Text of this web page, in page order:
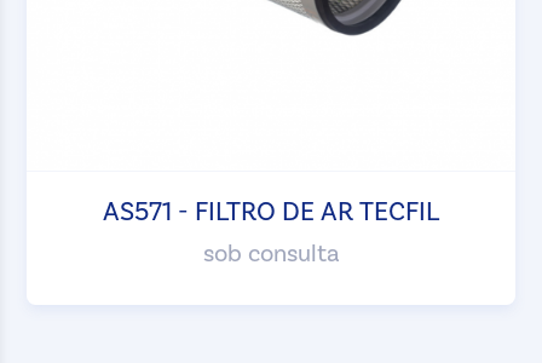
AS571 - FILTRO DE AR TECFIL
sob consulta